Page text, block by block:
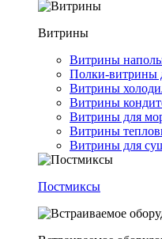
Витрины
Витрины
Полки-витрины
Витрины
Витрины
Витрины для
Витрины
Витрины для
Постмиксы